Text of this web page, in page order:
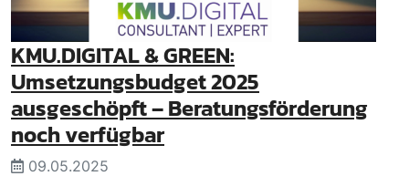
KMU.DIGITAL & GREEN:
Umsetzungsbudget 2025
ausgeschöpft – Beratungsförderung
noch verfügbar
09.05.2025